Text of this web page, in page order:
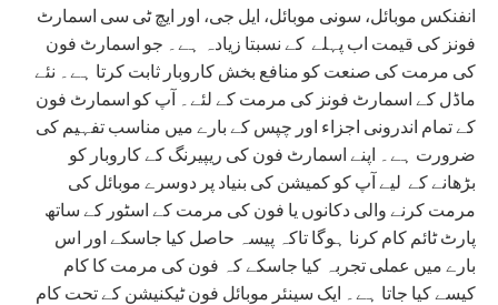
انفنکس موبائل، سونی موبائل، ایل جی، اور ایچ ٹی سی اسمارٹ
فونز کی قیمت اب پہلے کے نسبتا زیادہ ہے۔ جو اسمارٹ فون
کی مرمت کی صنعت کو منافع بخش کاروبار ثابت کرتا ہے۔ نئے
ماڈل کے اسمارٹ فونز کی مرمت کے لئے۔ آپ کو اسمارٹ فون
کے تمام اندرونی اجزاء اور چپس کے بارے میں مناسب تفہیم کی
ضرورت ہے۔ اپنے اسمارٹ فون کی ریپیرنگ کے کاروبار کو
بڑھانے کے لیے آپ کو کمیشن کی بنیاد پر دوسرے موبائل کی
مرمت کرنے والی دکانوں یا فون کی مرمت کے اسٹور کے ساتھ
پارٹ ٹائم کام کرنا ہوگا تاکہ پیسہ حاصل کیا جاسکے اور اس
بارے میں عملی تجربہ کیا جاسکے کہ فون کی مرمت کا کام
کیسے کیا جاتا ہے۔ ایک سینئر موبائل فون ٹیکنیشن کے تحت کام